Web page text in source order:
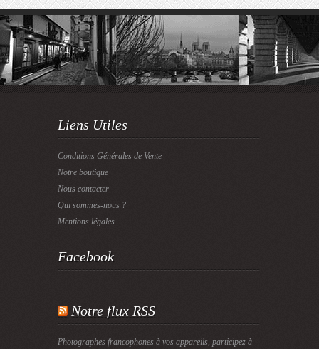
Liens Utiles
Conditions Générales de Vente
Notre boutique
Nous contacter
Qui sommes-nous ?
Mentions légales
Facebook
Notre flux RSS
Photographes francophones à vos appareils, participez à